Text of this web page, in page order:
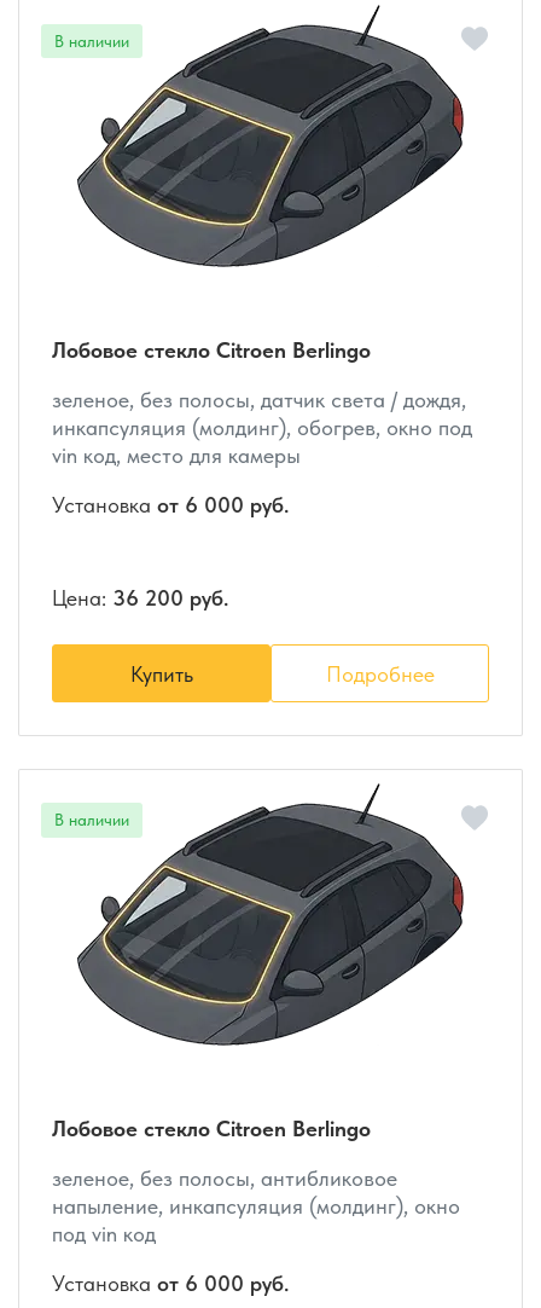
Лобовое стекло Citroen Berlingo
зеленое, без полосы, датчик света / дождя,
инкапсуляция (молдинг), обогрев, окно под
vin код, место для камеры
Установка от 6 000 руб.
Цена: 36 200 руб.
Купить Подробнее
Лобовое стекло Citroen Berlingo
зеленое, без полосы, антибликовое
напыление, инкапсуляция (молдинг), окно
под vin код
Установка от 6 000 руб.